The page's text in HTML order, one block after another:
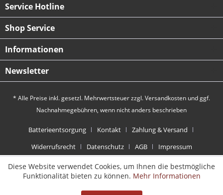
Service Hotline
Shop Service
Informationen
Newsletter
* Alle Preise inkl. gesetzl. Mehrwertsteuer zzgl.Versandkosten und ggf.
Nachnahmegebühren, wenn nicht anders beschrieben
Batterieentsorgung Kontakt
Zahlung & Versand
Widerrufsrecht
Datenschutz AGB Impressum
Diese Website verwendet Cookies, um Ihnen die bestmögliche
Funktionalität bieten zu können. Mehr Informationen